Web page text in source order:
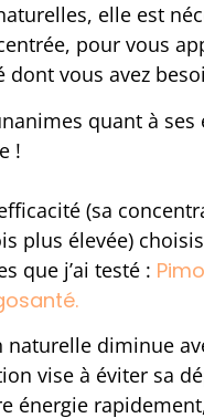
elle est
pour vous
dont vous avez
quant à ses
!
(sa
plus élevée)
que j’ai testé :
diminue
vise à éviter sa
énergie